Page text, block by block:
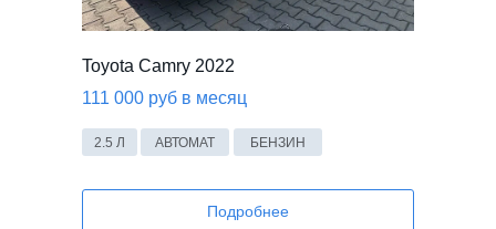
ВИДЕО
2.5 Л БЕНЗИН
АВТОМАТ
Подробнее
111 000 руб в месяц
Toyota Camry 2022